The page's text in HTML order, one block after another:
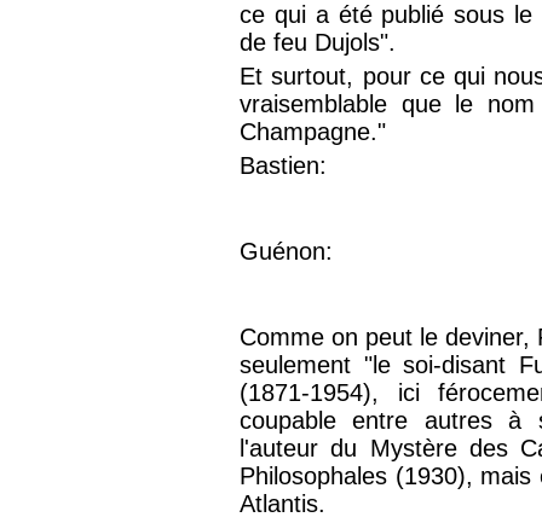
ce qui a été publié sous le
de feu Dujols".
Et surtout, pour ce qui
vraisemblable que le
Champagne."
Bastien:
Guénon:
Comme on peut le
seulement "le soi-disant
(1871-1954), ici
coupable entre autres à
l'auteur du Mystère des
Philosophales (1930),
Atlantis.